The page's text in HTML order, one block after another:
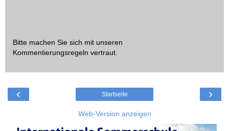
Bitte machen Sie sich mit unseren
Kommentierungsregeln vertraut.
‹ ›
Startseite
Web-Version anzeigen